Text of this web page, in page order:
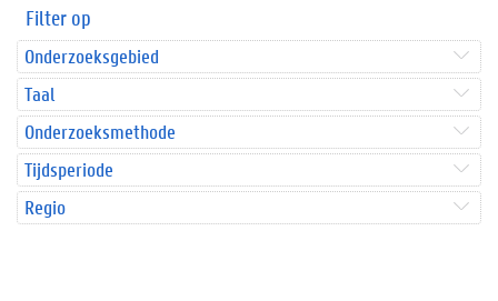
Filter op
Onderzoeksgebied
Taal
Onderzoeksmethode
Tijdsperiode
Regio